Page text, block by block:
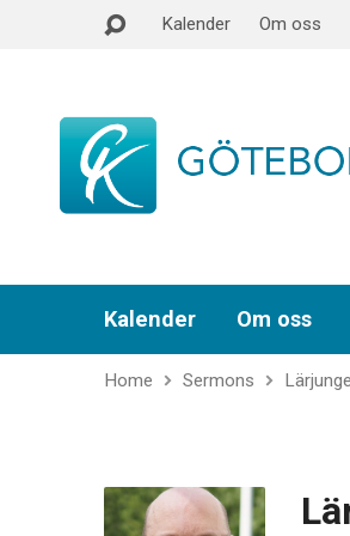
Kalender Om oss
Kalender Om oss
Home Sermons